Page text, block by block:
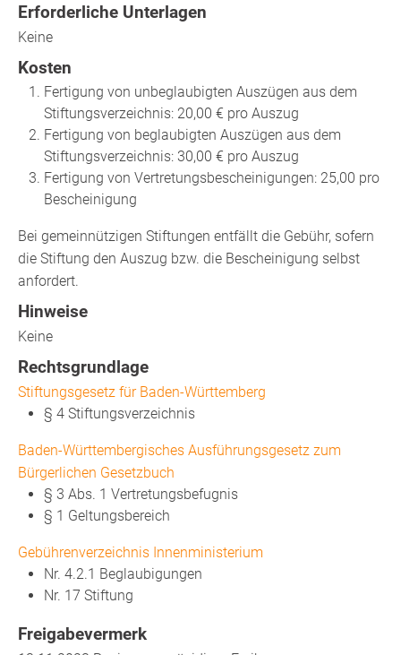
Erforderliche Unterlagen
Keine
Kosten
Fertigung von unbeglaubigten Auszügen aus dem
Stiftungsverzeichnis: 20,00 € pro Auszug
Fertigung von beglaubigten Auszügen aus dem
Stiftungsverzeichnis: 30,00 € pro Auszug
Fertigung von Vertretungsbescheinigungen: 25,00 pro
Bescheinigung
Bei gemeinnützigen Stiftungen entfällt die Gebühr, sofern
die Stiftung den Auszug bzw. die Bescheinigung selbst
anfordert.
Hinweise
Keine
Rechtsgrundlage
Stiftungsgesetz für Baden-Württemberg
§ 4 Stiftungsverzeichnis
Baden-Württembergisches Ausführungsgesetz zum
Bürgerlichen Gesetzbuch
§ 3 Abs. 1 Vertretungsbefugnis
§ 1 Geltungsbereich
Gebührenverzeichnis Innenministerium
Nr. 4.2.1 Beglaubigungen
Nr. 17 Stiftung
Freigabevermerk